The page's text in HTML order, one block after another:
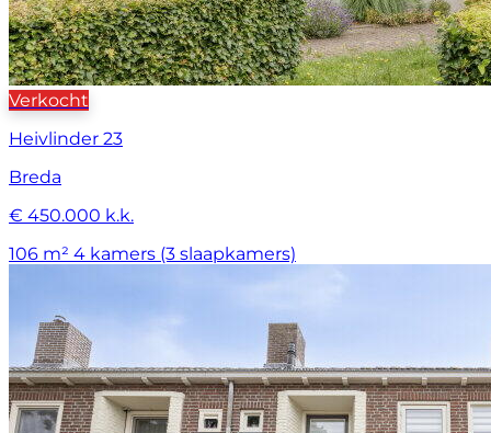
Verkocht
Heivlinder 23
Breda
€ 450.000 k.k.
106 m² 4 kamers (3 slaapkamers)